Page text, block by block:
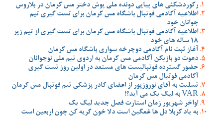
رکوردشکنی های پیاپی دونده ملی پوش دختر مس کرمان در بلاروس
اطلاعیه آکادمی فوتبال باشگاه مس کرمان برای تست گیری تیم
جوانان خود
اطلاعیه آکادمی فوتبال باشگاه مس کرمان برای تست گیری از تیم زیر
18 ساله های خود
آغاز ثبت نام آکادمی دوچرخه سواری باشگاه مس کرمان
دعوت دو بازیکن آکادمی مس کرمان به اردوی تیم ملی نوجوانان
حضور گسترده فوتبالیست های مستعد در اولین روز تست گیری
آکادمی فوتبال مس کرمان
تسلیت به آقای نوروزپور از اعضای کادر پزشکی تیم فوتبال مس کرمان
VAR به لیگ یک می آید؟!
اواخر شهریور زمان استارت فصل جدید لیگ یک
به یاد کربلا دل ها غمگین است دلا خون گریه کن چون اربعین است